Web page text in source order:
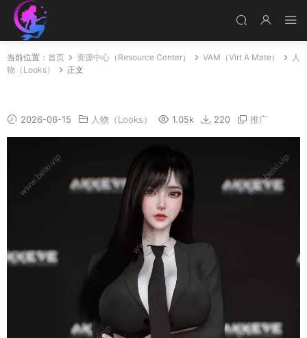
当前位置： 首页 资源中心（Resource Center） VAM（Virt A Mate）
人
物（Looks）
正文
2026-06-15 人物（Looks） 1.05k 220 推广